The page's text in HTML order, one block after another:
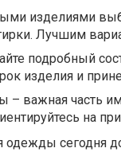
изделиями
Лучшим
подробный
изделия и
– важная часть
на
одежды сегодня